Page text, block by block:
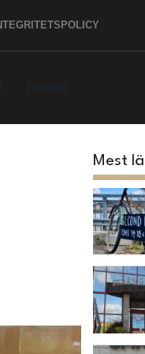
Historia
Mest